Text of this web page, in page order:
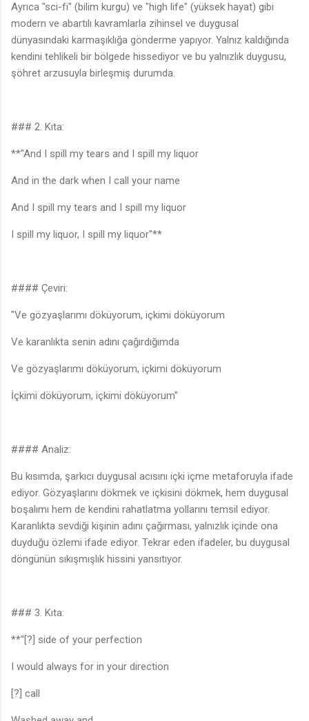
Ayrıca "sci-fi" (bilim kurgu) ve "high life" (yüksek hayat) gibi
modern ve abartılı kavramlarla zihinsel ve duygusal
dünyasındaki karmaşıklığa gönderme yapıyor. Yalnız kaldığında
kendini tehlikeli bir bölgede hissediyor ve bu yalnızlık duygusu,
şöhret arzusuyla birleşmiş durumda.
### 2. Kıta:
**"And I spill my tears and I spill my liquor
And in the dark when I call your name
And I spill my tears and I spill my liquor
I spill my liquor, I spill my liquor"**
#### Çeviri:
"Ve gözyaşlarımı döküyorum, içkimi döküyorum
Ve karanlıkta senin adını çağırdığımda
Ve gözyaşlarımı döküyorum, içkimi döküyorum
İçkimi döküyorum, içkimi döküyorum"
#### Analiz:
Bu kısımda, şarkıcı duygusal acısını içki içme metaforuyla ifade
ediyor. Gözyaşlarını dökmek ve içkisini dökmek, hem duygusal
boşalımı hem de kendini rahatlatma yollarını temsil ediyor.
Karanlıkta sevdiği kişinin adını çağırması, yalnızlık içinde ona
duyduğu özlemi ifade ediyor. Tekrar eden ifadeler, bu duygusal
döngünün sıkışmışlık hissini yansıtıyor.
### 3. Kıta:
**"[?] side of your perfection
I would always for in your direction
[?] call